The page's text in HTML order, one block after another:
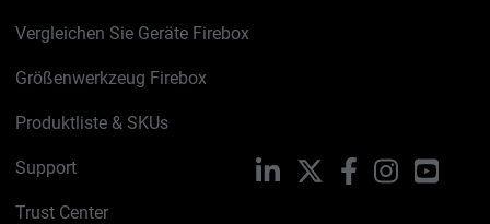
Vergleichen Sie Geräte Firebox
Größenwerkzeug Firebox
Produktliste & SKUs
Support
Trust Center
LinkedIn FacebookInstagram